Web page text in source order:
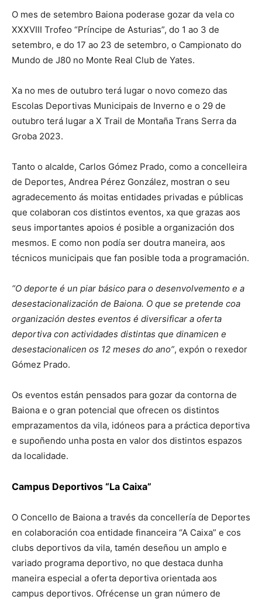
O mes de setembro Baiona poderase gozar da vela co
XXXVIII Trofeo “Príncipe de Asturias”, do 1 ao 3 de
setembro, e do 17 ao 23 de setembro, o Campionato do
Mundo de J80 no Monte Real Club de Yates.
Xa no mes de outubro terá lugar o novo comezo das
Escolas Deportivas Municipais de Inverno e o 29 de
outubro terá lugar a X Trail de Montaña Trans Serra da
Groba 2023.
Tanto o alcalde, Carlos Gómez Prado, como a concelleira
de Deportes, Andrea Pérez González, mostran o seu
agradecemento ás moitas entidades privadas e públicas
que colaboran cos distintos eventos, xa que grazas aos
seus importantes apoios é posible a organización dos
mesmos. E como non podía ser doutra maneira, aos
técnicos municipais que fan posible toda a programación.
“O deporte é un piar básico para o desenvolvemento e a
desestacionalización de Baiona. O que se pretende coa
organización destes eventos é diversificar a oferta
deportiva con actividades distintas que dinamicen e
desestacionalicen os 12 meses do ano”, expón o rexedor
Gómez Prado.
Os eventos están pensados para gozar da contorna de
Baiona e o gran potencial que ofrecen os distintos
emprazamentos da vila, idóneos para a práctica deportiva
e supoñendo unha posta en valor dos distintos espazos
da localidade.
Campus Deportivos “La Caixa”
O Concello de Baiona a través da concellería de Deportes
en colaboración coa entidade financeira “A Caixa” e cos
clubs deportivos da vila, tamén deseñou un amplo e
variado programa deportivo, no que destaca dunha
maneira especial a oferta deportiva orientada aos
campus deportivos. Ofrécense un gran número de